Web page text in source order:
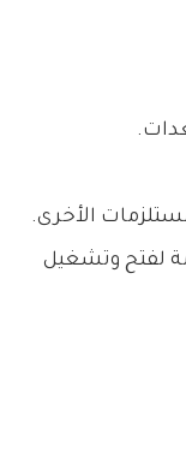
الأخرى.
لفتح وتشغيل